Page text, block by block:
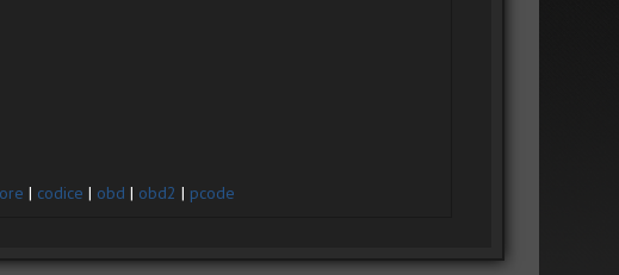
| codice | obd | obd2 | pcode